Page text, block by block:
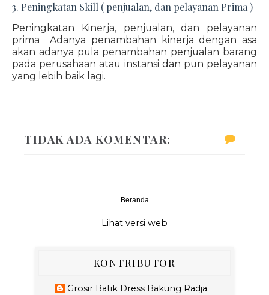
3. Peningkatan Skill ( penjualan, dan pelayanan Prima )
Peningkatan Kinerja, penjualan, dan pelayanan
prima Adanya penambahan kinerja dengan asa
akan adanya pula penambahan penjualan barang
pada perusahaan atau instansi dan pun pelayanan
yang lebih baik lagi.
TIDAK ADA KOMENTAR:
Beranda
Lihat versi web
KONTRIBUTOR
Grosir Batik Dress Bakung Radja